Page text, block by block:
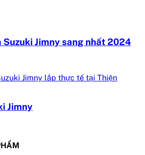
Suzuki Jimny sang nhất 2024
Jimny